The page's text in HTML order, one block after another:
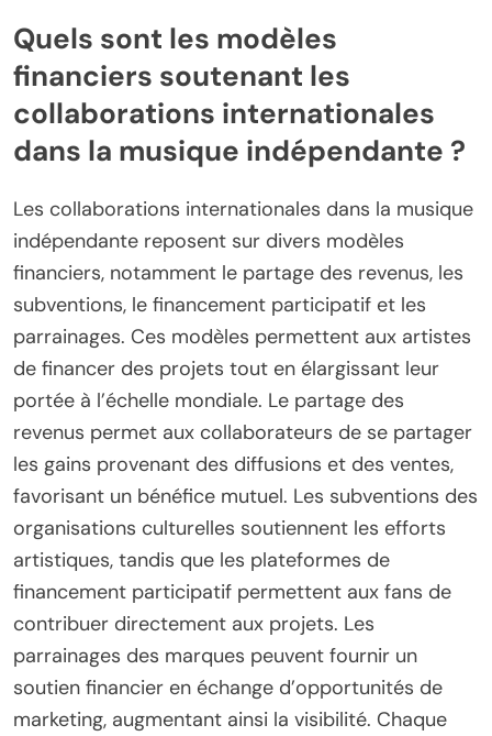
Quels sont les modèles
financiers soutenant les
collaborations internationales
dans la musique indépendante ?
Les collaborations internationales dans la musique
indépendante reposent sur divers modèles
financiers, notamment le partage des revenus, les
subventions, le financement participatif et les
parrainages. Ces modèles permettent aux artistes
de financer des projets tout en élargissant leur
portée à l’échelle mondiale. Le partage des
revenus permet aux collaborateurs de se partager
les gains provenant des diffusions et des ventes,
favorisant un bénéfice mutuel. Les subventions des
organisations culturelles soutiennent les efforts
artistiques, tandis que les plateformes de
financement participatif permettent aux fans de
contribuer directement aux projets. Les
parrainages des marques peuvent fournir un
soutien financier en échange d’opportunités de
marketing, augmentant ainsi la visibilité. Chaque